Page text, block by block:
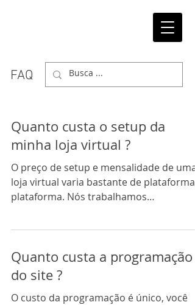
FAQ
Quanto custa o setup da
minha loja virtual ?
O preço de setup e mensalidade de uma
loja virtual varia bastante de plataforma
plataforma. Nós trabalhamos
Quanto custa a programação
do site ?
O custo da programação é único, você